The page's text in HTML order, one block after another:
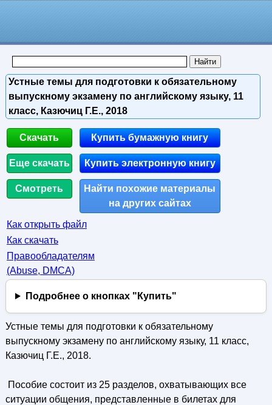
Устные темы для подготовки к обязательному
выпускному экзамену по английскому языку, 11
класс, Казючиц Г.Е., 2018
Скачать
Еще скачать
Смотреть
Купить бумажную книгу
Купить электронную книгу
Найти похожие материалы
на других сайтах
Как открыть файл
Как скачать
Правообладателям
(Abuse, DMСA)
Подробнее о кнопках "Купить"
Устные темы для подготовки к обязательному
выпускному экзамену по английскому языку, 11 класс,
Казючиц Г.Е., 2018.
Пособие состоит из 25 разделов, охватывающих все
ситуации общения, представленные в билетах для